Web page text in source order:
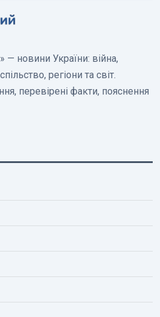
— новини України: війна,
регіони та світ.
перевірені факти, пояснення